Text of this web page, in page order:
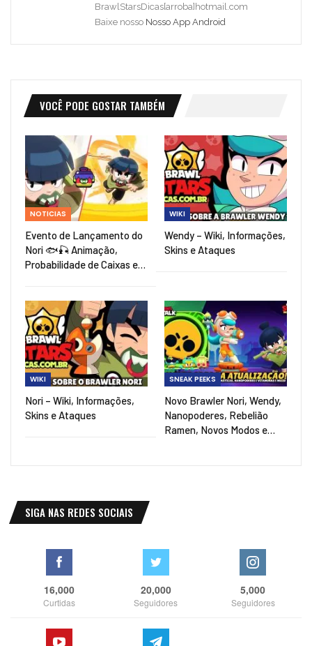
BrawlStarsDicas[arroba]hotmail.com
Baixe nosso Nosso App Android
VOCÊ PODE GOSTAR TAMBÉM
NOTICIAS
Evento de Lançamento do
Nori 🐟🎣 Animação,
Probabilidade de Caixas e…
WIKI
Wendy – Wiki, Informações,
Skins e Ataques
WIKI
Nori – Wiki, Informações,
Skins e Ataques
SNEAK PEEKS
Novo Brawler Nori, Wendy,
Nanopoderes, Rebelião
Ramen, Novos Modos e…
SIGA NAS REDES SOCIAIS
16,000
Curtidas
20,000
Seguidores
5,000
Seguidores